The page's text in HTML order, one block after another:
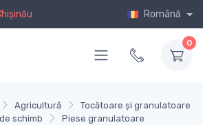
Română
0
Agricultură
Tocătoare și granulatoare
schimb
Piese granulatoare